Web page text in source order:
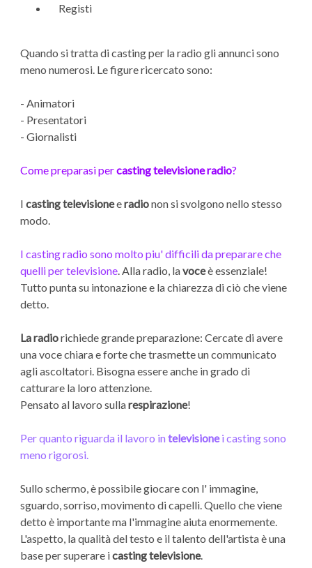
Registi
Quando si tratta di casting per la radio gli annunci sono
meno numerosi. Le figure ricercato sono:
- Animatori
- Presentatori
- Giornalisti
Come preparasi percasting televisione radio?
I casting televisioneeradionon si svolgono nello stesso
modo.
I casting radio sono molto piu' difficili da preparare che
quelli per televisione. Alla radio, lavoceè essenziale!
Tutto punta su intonazione e la chiarezza di ciò che viene
detto.
La radiorichiede grande preparazione: Cercate di avere
una voce chiara e forte che trasmette un communicato
agli ascoltatori. Bisogna essere anche in grado di
catturare la loro attenzione.
Pensato al lavoro sullarespirazione!
Per quanto riguarda il lavoro in televisionei casting sono
meno rigorosi.
Sullo schermo, è possibile giocare con l' immagine,
sguardo, sorriso, movimento di capelli. Quello che viene
detto è importante ma l'immagine aiuta enormemente.
L'aspetto, la qualità del testo e il talento dell'artista è una
base per superare icasting televisione.